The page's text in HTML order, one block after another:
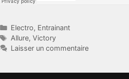
Catégories
Electro, Entrainant
Étiquettes
Allure, Victory
Laisser un commentaire